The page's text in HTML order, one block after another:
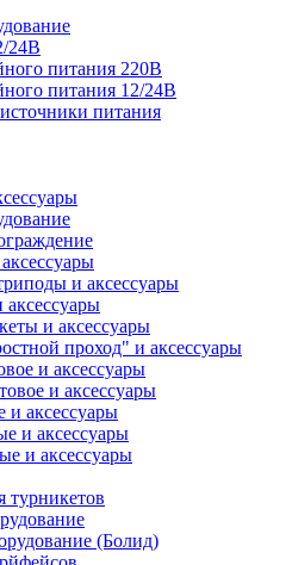
24В
питания 220В
питания 12/24В
питания
и аксессуары
и аксессуары
проход" и аксессуары
и аксессуары
и аксессуары
и аксессуары
и аксессуары
и аксессуары
турникетов
(Болид)